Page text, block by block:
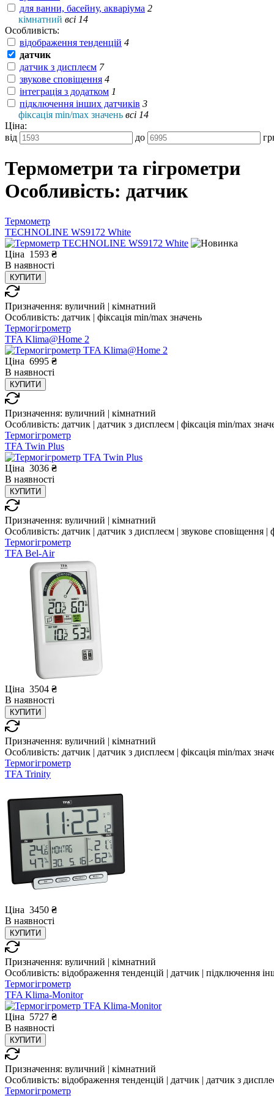
для ванни, басейну, акваріума 2
кімнатний всі 14
Особливість:
відображення тенденцій 4
датчик
датчик з дисплеєм 7
звукове сповіщення 4
інтеграція з додатком 1
підключення інших датчиків 3
фіксація min/max значень всі 14
Ціна:
від
до
Термометри та гігрометри
Особливість: датчик
Термометр
TECHNOLINE WS9172 White
Ціна 1593 ₴
В наявності
КУПИТИ
Призначення: вуличний | кімнатний
Особливість: датчик | фіксація min/max значень
Термогігрометр
TFA Klima@Home 2
Ціна 6995 ₴
В наявності
КУПИТИ
Призначення: вуличний | кімнатний
Особливість: датчик | датчик з дисплеєм | фіксація min/max
Термогігрометр
TFA Twin Plus
Ціна 3036 ₴
В наявності
КУПИТИ
Призначення: вуличний | кімнатний
Особливість: датчик | датчик з дисплеєм | звукове сповіщення |
Термогігрометр
TFA Bel-Air
Ціна 3504 ₴
В наявності
КУПИТИ
Призначення: вуличний | кімнатний
Особливість: датчик | датчик з дисплеєм | фіксація min/max
Термогігрометр
TFA Trinity
Ціна 3450 ₴
В наявності
КУПИТИ
Призначення: вуличний | кімнатний
Особливість: відображення тенденцій | датчик | підключення
Термогігрометр
TFA Klima-Monitor
Ціна 5727 ₴
В наявності
КУПИТИ
Призначення: вуличний | кімнатний
Особливість: відображення тенденцій | датчик | датчик з
Термогігрометр